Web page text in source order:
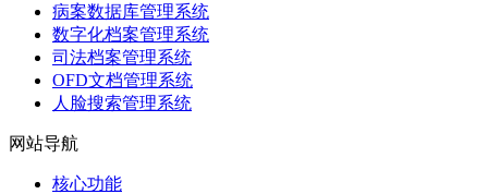
病案数据库管理系统
数字化档案管理系统
司法档案管理系统
OFD文档管理系统
人脸搜索管理系统
网站导航
核心功能